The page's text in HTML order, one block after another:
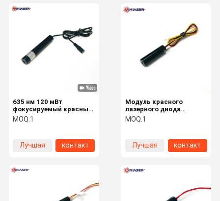
Модуль красного
лазерного диода
мощностью 30 мВт 650
нм для газовых
лазерных оборудований
MOQ:1
Лучшая
контакт
635 нм 120 мВт
фокусируемый красный
лазерный модуль для
маркировки и
строительной линии
MOQ:1
Лучшая
контакт